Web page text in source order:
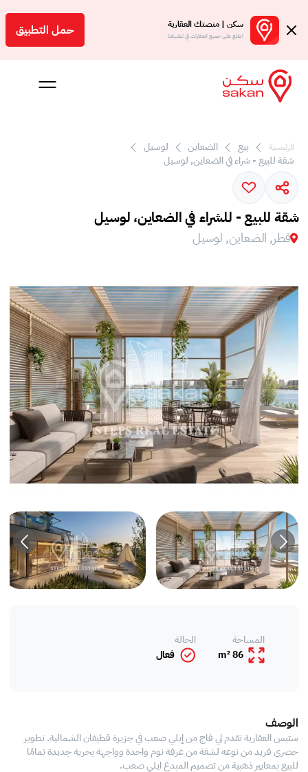
سكن | منصتك العقارية
اطلع على جميع العقارات في تطبيقنا حمل التطبيق
الرئيسية بيع الضعاين
لوسيل
شقة للبيع - شراء في الضعاين, لوسيل
شقة للبيع - للشراء في الضعاين، لوسيل
قطر, الضعاين, لوسيل
المساحة
86 m²
الحالة
فعال
الوصف
ستبس العقارية تقدم لي فاج من إيلي صعب في جزيرة قطيفان الشمالية. تطوير
حصري فريد من نوعه لشقة من غرفة نوم واحدة وواجهة بحرية جديدة تمامًا
للبيع بمعايير ذهبية من تصميم المبدع ايلي صعب.